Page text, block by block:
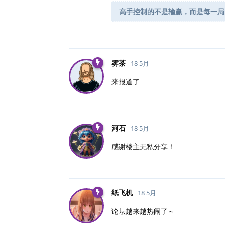
高手控制的不是输赢，而是每一局
雾茶 18 5月
来报道了
河石 18 5月
感谢楼主无私分享！
纸飞机 18 5月
论坛越来越热闹了～